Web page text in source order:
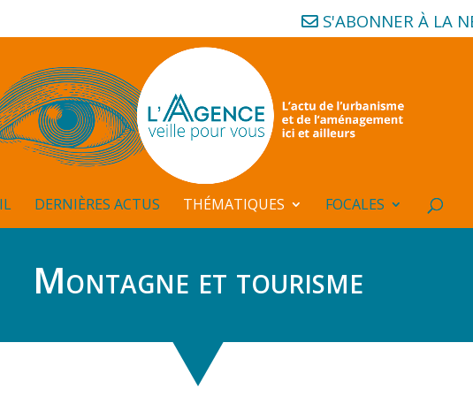
S'ABONNER À LA
DERNIÈRES ACTUS THÉMATIQUES FOCALES
Montagne et tourisme